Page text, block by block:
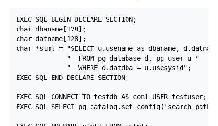
EXEC SQL BEGIN DECLARE SECTION;
char dbaname[128];
char datname[128];
char *stmt = "SELECT u.usename as dbaname,
             "  FROM pg_database d, pg_user u "
             "  WHERE d.datdba = u.usesysid";
EXEC SQL END DECLARE SECTION;
EXEC SQL CONNECT TO testdb AS con1 USER testuser;
EXEC SQL SELECT